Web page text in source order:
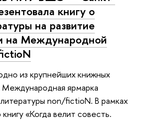
книгу о
на развитие
на Международной
из крупнейших книжных
ярмарка
non/fictioN. В рамках
«Когда велит совесть.